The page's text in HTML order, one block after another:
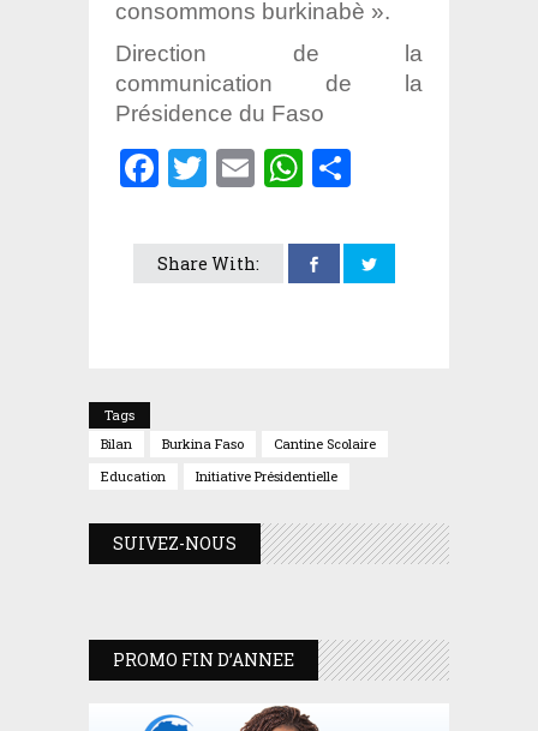
consommons burkinabè ».
Direction de la
communication de la
Présidence du Faso
Facebook
Twitter
EmailWhatsApp
Share With:
Tags
Bilan
Burkina Faso
Cantine Scolaire
Education
Initiative Présidentielle
SUIVEZ-NOUS
PROMO FIN D’ANNEE